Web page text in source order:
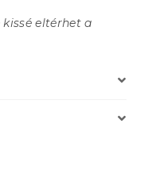
kissé eltérhet a